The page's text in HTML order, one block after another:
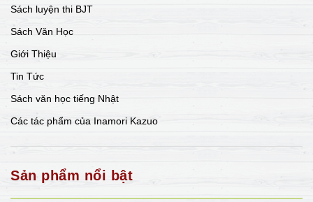
Sách luyện thi BJT
Sách Văn Học
Giới Thiệu
Tin Tức
Sách văn học tiếng Nhật
Các tác phẩm của Inamori Kazuo
Sản phẩm nổi bật